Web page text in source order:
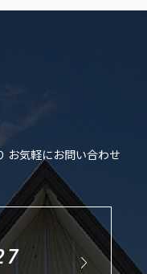
お気軽にお問い合わせ